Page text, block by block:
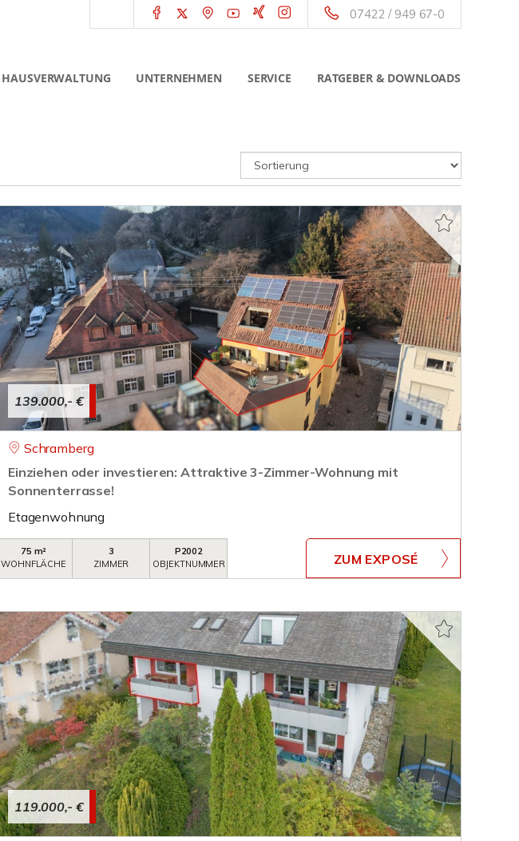
07422 / 949 67-0
HAUSVERWALTUNG UNTERNEHMEN SERVICE RATGEBER & DOWNLOADS
139.000,- €
Schramberg
Einziehen oder investieren: Attraktive 3-Zimmer-Wohnung mit
Sonnenterrasse!
Etagenwohnung
75 m²
WOHNFLÄCHE
3
ZIMMER
P2002
OBJEKTNUMMER
ZUM EXPOSÉ
119.000,- €